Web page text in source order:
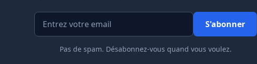
S'abonner
Pas de spam. Désabonnez-vous quand vous voulez.